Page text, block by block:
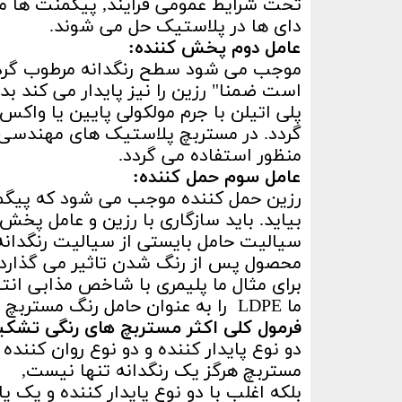
تحت شرایط عمومی فرایند, پیگمنت ها
دای ها در پلاستیک حل می شوند.
عامل دوم پخش کننده:
موجب می شود سطح رنگدانه مرطوب
است ضمنا" رزین را نیز پایدار می کند
پلی اتیلن با جرم مولکولی پایین یا
گردد. در مستربچ پلاستیک های
منظور استفاده می گردد.
عامل سوم حمل کننده:
رزین حمل کننده موجب می شود که
بیاید. باید سازگاری با رزین و عامل
سیالیت حامل بایستی از سیالیت
محصول پس از رنگ شدن تاثیر می
برای مثال ما پلیمری با شاخص مذابی
ما LDPE را به عنوان حامل رنگ مستربچ PP/PE انتخاب می کنیم.
فرمول کلی اکثر مستربچ های رنگی
دو نوع پایدار کننده و دو نوع روان
مستربچ هرگز یک رنگدانه تنها نیست,
بلکه اغلب با دو نوع پایدار کننده و